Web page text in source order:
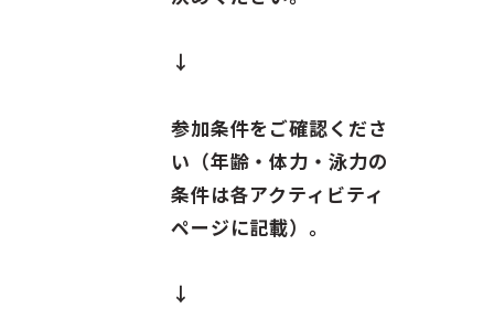
↓
参加条件をご確認くださ
い（年齢・体力・泳力の
条件は各アクティビティ
ページに記載）。
↓